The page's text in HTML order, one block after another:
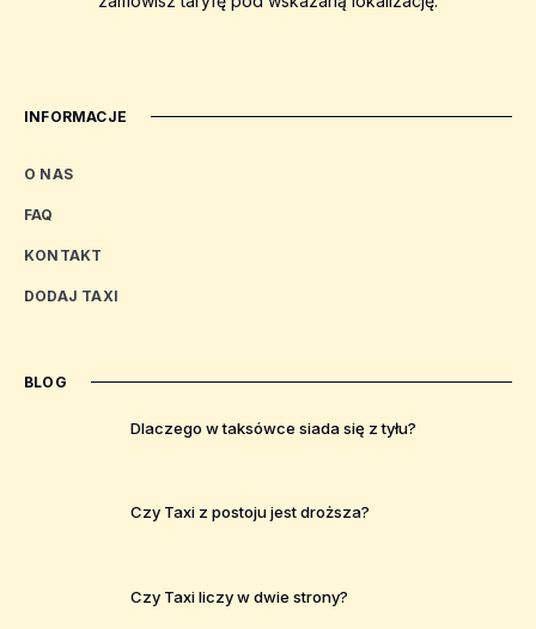
INFORMACJE
O NAS
FAQ
KONTAKT
DODAJ TAXI
BLOG
Dlaczego w taksówce siada się z tyłu?
Czy Taxi z postoju jest droższa?
Czy Taxi liczy w dwie strony?